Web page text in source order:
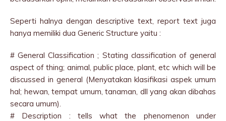
Seperti halnya dengan descriptive text, report text juga
hanya memiliki dua Generic Structure yaitu :
# General Classification ; Stating classification of general
aspect of thing; animal, public place, plant, etc which will be
discussed in general (Menyatakan klasifikasi aspek umum
hal; hewan, tempat umum, tanaman, dll yang akan dibahas
secara umum).
# Description : tells what the phenomenon under